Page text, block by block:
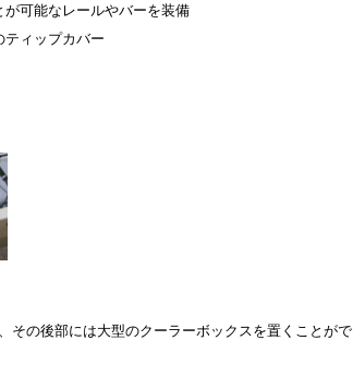
可能なレールやバーを装備
ィップカバー
その後部には大型のクーラーボックスを置くことがで